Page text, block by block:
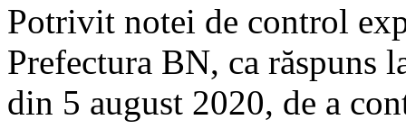
Potrivit notei de control
Prefectura BN, ca răspuns
din 5 august 2020, de a